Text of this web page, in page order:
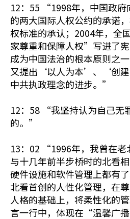
12：55 “1998年，中国政府
的两大国际人权公约的承诺
权标准的承认；2004年，全
家尊重和保障人权”写进了
成为中国法治的根本原则之
又提出‘以人为本’、‘创
中共执政理念的进步。”
12：58 “我坚持认为自己无
的。”
13：02 “1996年，我曾在老
与十几年前半步桥时的北看
硬件设施和软件管理上都有
北看首创的人性化管理，在
人格的基础上，将柔性化的
言一行中，体现在“温馨广